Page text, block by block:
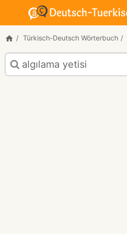
Türkisch-Deutsch Wörterbuch
Türkisch-
Deutsch
Übersetzung